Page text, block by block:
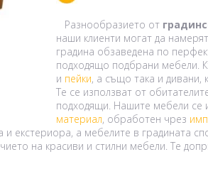
Разнообразието от
наши клиенти могат да
градина обзаведена по
подходящо подбрани мебели.
и пейки, а също така и дивани,
Те се използват от
подходящи. Нашите мебели се
материал, обработен чрез
екстериора, а мебелите в градината
на красиви и стилни мебели. Те